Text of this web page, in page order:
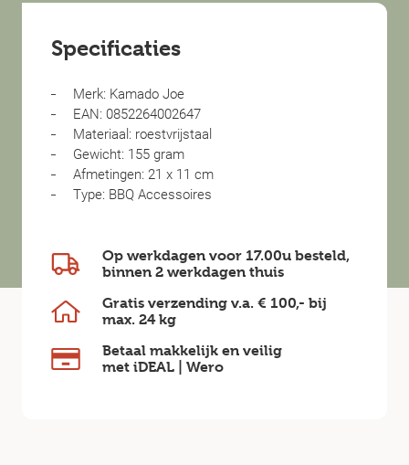
Specificaties
Merk: Kamado Joe
EAN: 0852264002647
Materiaal: roestvrijstaal
Gewicht: 155 gram
Afmetingen: 21 x 11 cm
Type: BBQ Accessoires
Op werkdagen voor 17.00u besteld,
binnen 2 werkdagen thuis
Gratis verzending v.a. € 100,- bij
max. 24 kg
Betaal makkelijk en veilig
met iDEAL | Wero